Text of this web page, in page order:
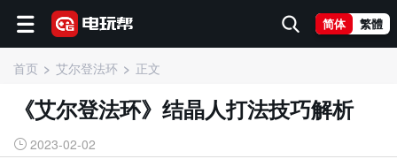
简体 繁體
首页 艾尔登法环 正文
《艾尔登法环》结晶人打法技巧解析
2023-02-02